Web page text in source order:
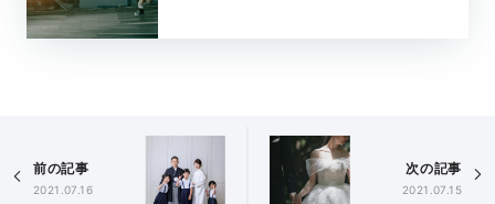
前の記事
2021.07.16
次の記事
2021.07.15